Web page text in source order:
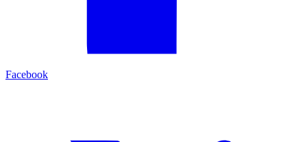
Facebook